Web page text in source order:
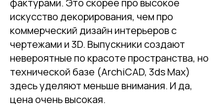
фактурами. Это скорее про высокое
искусство декорирования, чем про
коммерческий дизайн интерьеров с
чертежами и 3D. Выпускники создают
невероятные по красоте пространства, но
технической базе (ArchiCAD, 3ds Max)
здесь уделяют меньше внимания. И да,
цена очень высокая.